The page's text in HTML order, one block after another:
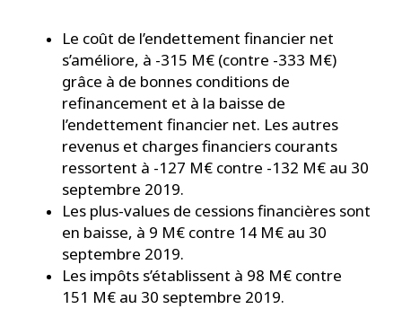
Le coût de l’endettement financier net
s’améliore, à -315 M€ (contre -333 M€)
grâce à de bonnes conditions de
refinancement et à la baisse de
l’endettement financier net. Les autres
revenus et charges financiers courants
ressortent à -127 M€ contre -132 M€ au 30
septembre 2019.
Les plus-values de cessions financières sont
en baisse, à 9 M€ contre 14 M€ au 30
septembre 2019.
Les impôts s’établissent à 98 M€ contre
151 M€ au 30 septembre 2019.